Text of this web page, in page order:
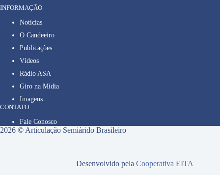
INFORMAÇÃO
Notícias
O Candeeiro
Publicações
Vídeos
Rádio ASA
Giro na Mídia
Imagens
CONTATO
Fale Conosco
2026 © Articulação Semiárido Brasileiro
Desenvolvido pelaCooperativa EITA